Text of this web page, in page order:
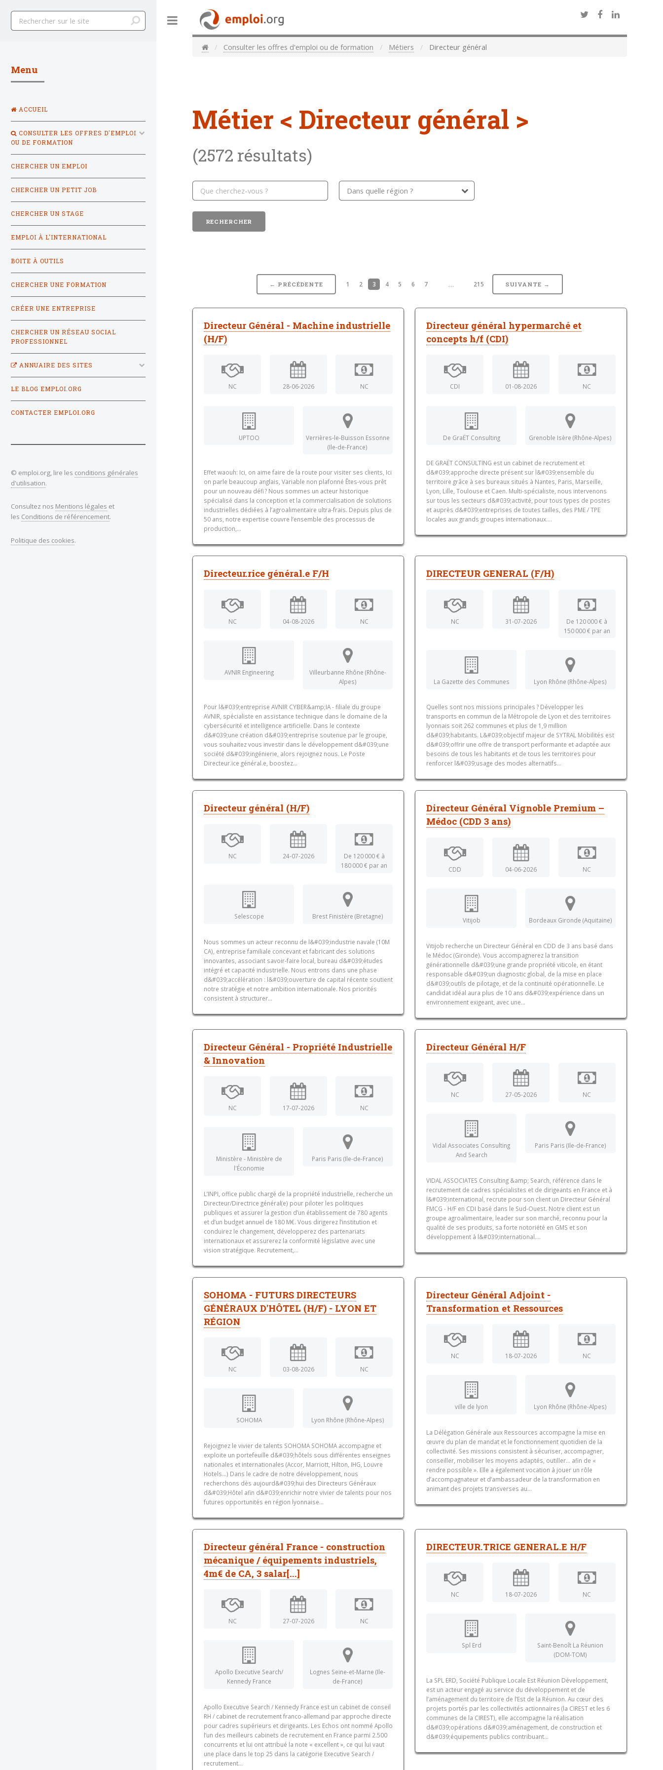
Consulter les offres d'emploi ou de formation Métiers Directeur général
Métier < Directeur général >
(2572 résultats)
← PRÉCÉDENTE 1 2 3 4 5 6 7 … 215 SUIVANTE →
Directeur Général - Machine industrielle
(H/F)
NC 28-06-2026 NC
UPTOO
Verrières-le-Buisson Essonne
(Ile-de-France)
Effet waouh: Ici, on aime faire de la route pour visiter ses clients, Ici
on parle beaucoup anglais, Variable non plafonné Êtes‑vous prêt
pour un nouveau défi ? Nous sommes un acteur historique
spécialisé dans la conception et la commercialisation de solutions
industrielles dédiées à l’agroalimentaire ultra-frais. Depuis plus de
50 ans, notre expertise couvre l’ensemble des processus de
production,...
Directeur général hypermarché et
concepts h/f (CDI)
CDI 01-08-2026 NC
De GraËT Consulting Grenoble Isère (Rhône-Alpes)
DE GRAËT CONSULTING est un cabinet de recrutement et
d&#039;approche directe présent sur l&#039;ensemble du
territoire grâce à ses bureaux situés à Nantes, Paris, Marseille,
Lyon, Lille, Toulouse et Caen. Multi-spécialiste, nous intervenons
sur tous les secteurs d&#039;activité, pour tous types de postes
et auprès d&#039;entreprises de toutes tailles, des PME / TPE
locales aux grands groupes internationaux....
Directeur.rice général.e F/H
NC 04-08-2026 NC
AVNIR Engineering
Villeurbanne Rhône (Rhône-
Alpes)
Pour l&#039;entreprise AVNIR CYBER&amp;IA - filiale du groupe
AVNIR, spécialiste en assistance technique dans le domaine de la
cybersécurité et intelligence artificielle. Dans le contexte
d&#039;une création d&#039;entreprise soutenue par le groupe,
vous souhaitez vous investir dans le développement d&#039;une
société d&#039;ingénierie, alors rejoignez nous. Le Poste
Directeur.ice général.e, boostez...
DIRECTEUR GENERAL (F/H)
NC 31-07-2026
De 120 000 € à
150 000 € par an
La Gazette des Communes Lyon Rhône (Rhône-Alpes)
Quelles sont nos missions principales ? Développer les
transports en commun de la Métropole de Lyon et des territoires
lyonnais soit 262 communes et plus de 1,9 million
d&#039;habitants. L&#039;objectif majeur de SYTRAL Mobilités est
d&#039;offrir une offre de transport performante et adaptée aux
besoins de tous les habitants et de tous les territoires pour
renforcer l&#039;usage des modes alternatifs...
Directeur général (H/F)
NC 24-07-2026
De 120 000 € à
180 000 € par an
Selescope Brest Finistère (Bretagne)
Nous sommes un acteur reconnu de l&#039;industrie navale (10M
CA), entreprise familiale concevant et fabricant des solutions
innovantes, associant savoir‑faire local, bureau d&#039;études
intégré et capacité industrielle. Nous entrons dans une phase
d&#039;accélération : l&#039;ouverture de capital récente soutient
notre stratégie et notre ambition internationale. Nos priorités
consistent à structurer...
Directeur Général Vignoble Premium –
Médoc (CDD 3 ans)
CDD 04-06-2026 NC
Vitijob Bordeaux Gironde (Aquitaine)
Vitijob recherche un Directeur Général en CDD de 3 ans basé dans
le Médoc (Gironde). Vous accompagnerez la transition
générationnelle d&#039;une grande propriété viticole, en étant
responsable d&#039;un diagnostic global, de la mise en place
d&#039;outils de pilotage, et de la continuité opérationnelle. Le
candidat idéal aura plus de 10 ans d&#039;expérience dans un
environnement exigeant, avec une...
Directeur Général - Propriété Industrielle
& Innovation
NC 17-07-2026 NC
Ministère - Ministère de
l'Économie
Paris Paris (Ile-de-France)
L’INPI, office public chargé de la propriété industrielle, recherche un
Directeur/Directrice général(e) pour piloter les politiques
publiques et assurer la gestion d’un établissement de 780 agents
et d’un budget annuel de 180 M€. Vous dirigerez l’institution et
conduirez le changement, développerez des partenariats
internationaux et assurerez la conformité législative avec une
vision stratégique. Recrutement,...
Directeur Général H/F
NC 27-05-2026 NC
Vidal Associates Consulting
And Search
Paris Paris (Ile-de-France)
VIDAL ASSOCIATES Consulting &amp; Search, référence dans le
recrutement de cadres spécialistes et de dirigeants en France et à
l&#039;international, recrute pour son client un Directeur Général
FMCG - H/F en CDI basé dans le Sud-Ouest. Notre client est un
groupe agroalimentaire, leader sur son marché, reconnu pour la
qualité de ses produits, sa forte notoriété en GMS et son
développement à l&#039;international....
SOHOMA - FUTURS DIRECTEURS
GÉNÉRAUX D'HÔTEL (H/F) - LYON ET
RÉGION
NC 03-08-2026 NC
SOHOMA Lyon Rhône (Rhône-Alpes)
Rejoignez le vivier de talents SOHOMA SOHOMA accompagne et
exploite un portefeuille d&#039;hôtels sous différentes enseignes
nationales et internationales (Accor, Marriott, Hilton, IHG, Louvre
Hotels…) Dans le cadre de notre développement, nous
recherchons dès aujourd&#039;hui des Directeurs Généraux
d&#039;Hôtel afin d&#039;enrichir notre vivier de talents pour nos
futures opportunités en région lyonnaise...
Directeur Général Adjoint -
Transformation et Ressources
NC 18-07-2026 NC
ville de lyon Lyon Rhône (Rhône-Alpes)
La Délégation Générale aux Ressources accompagne la mise en
œuvre du plan de mandat et le fonctionnement quotidien de la
collectivité. Ses missions consistent à sécuriser, accompagner,
conseiller, mobiliser les moyens adaptés, outiller… afin de «
rendre possible ». Elle a également vocation à jouer un rôle
d’accompagnateur et d’ambassadeur de la transformation en
animant des projets transverses au...
Directeur général France - construction
mécanique / équipements industriels,
4m€ de CA, 3 salar[...]
NC 27-07-2026 NC
Apollo Executive Search/
Kennedy France
Lognes Seine-et-Marne (Ile-
de-France)
Apollo Executive Search / Kennedy France est un cabinet de conseil
RH / cabinet de recrutement franco-allemand par approche directe
pour cadres supérieurs et dirigeants. Les Echos ont nommé Apollo
l’un des meilleurs cabinets de recrutement en France parmi 2.500
concurrents et lui ont attribué la note « excellent », ce qui lui vaut
une place dans le top 25 dans la catégorie Executive Search /
recrutement...
DIRECTEUR.TRICE GENERAL.E H/F
NC 18-07-2026 NC
Spl Erd
Saint-Benoît La Réunion
(DOM-TOM)
La SPL ERD, Société Publique Locale Est Réunion Développement,
est un acteur engagé au service du développement et de
l’aménagement du territoire de l’Est de la Réunion. Au cœur des
projets portés par les collectivités actionnaires (la CIREST et les 6
communes de la CIREST), elle accompagne la réalisation
d&#039;opérations d&#039;aménagement, de construction et
d&#039;équipements publics contribuant...
Menu
ACCUEIL
CONSULTER LES OFFRES D'EMPLOI
OU DE FORMATION
CHERCHER UN EMPLOI
CHERCHER UN PETIT JOB
CHERCHER UN STAGE
EMPLOI À L'INTERNATIONAL
BOITE À OUTILS
CHERCHER UNE FORMATION
CRÉER UNE ENTREPRISE
CHERCHER UN RÉSEAU SOCIAL
PROFESSIONNEL
ANNUAIRE DES SITES
LE BLOG EMPLOI.ORG
CONTACTER EMPLOI.ORG
© emploi.org, lire les conditions générales
d'utilisation.
Consultez nos Mentions légales et
les Conditions de référencement.
Politique des cookies.
Toggle